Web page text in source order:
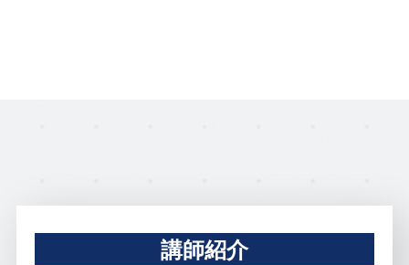
講師紹介